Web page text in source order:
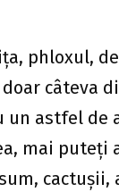
phloxul,
câteva
un astfel de
mai puteţi
cactuşii,